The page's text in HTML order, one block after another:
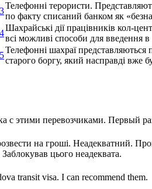
Телефонні терористи.
по факту списаний банком як
Шахрайські дії працівників кол-
всі можливі способи для введення
Телефонні шахраї представляються
старого боргу, який насправді вже
с этими перевозчиками. Первый
на гроші. Неадекватний.
Заблокував цього неадеквата.
transit visa. I can recommend them.